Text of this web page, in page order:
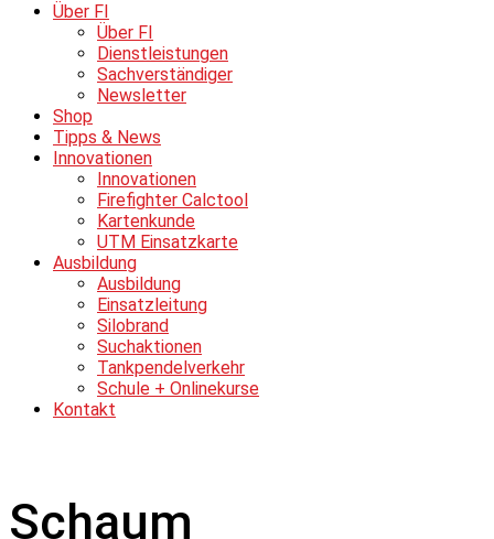
Über FI
Über FI
Dienstleistungen
Sachverständiger
Newsletter
Shop
Tipps & News
Innovationen
Innovationen
Firefighter Calctool
Kartenkunde
UTM Einsatzkarte
Ausbildung
Ausbildung
Einsatzleitung
Silobrand
Suchaktionen
Tankpendelverkehr
Schule + Onlinekurse
Kontakt
Schaum